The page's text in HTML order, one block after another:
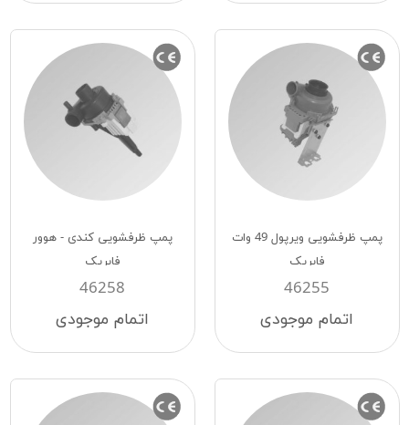
پمپ ظرفشویی ویرپول 49 وات
فابریک
46255
اتمام موجودی
پمپ ظرفشویی کندی - هوور
فابریک
46258
اتمام موجودی